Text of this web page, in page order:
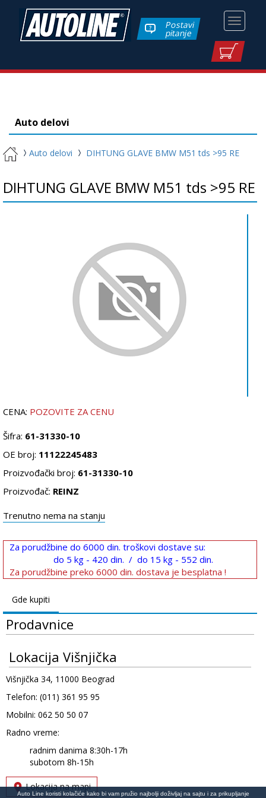
Toggle
Postavi
pitanje
Auto delovi
Auto delovi DIHTUNG GLAVE BMW M51 tds >95 RE
DIHTUNG GLAVE BMW M51 tds >95 RE
CENA: POZOVITE ZA CENU
Šifra: 61-31330-10
OE broj: 11122245483
Proizvođački broj: 61-31330-10
Proizvođač: REINZ
Trenutno nema na stanju
Za porudžbine do 6000 din. troškovi dostave su:
do 5 kg - 420 din. / do 15 kg - 552 din.
Za porudžbine preko 6000 din. dostava je besplatna !
Gde kupiti
Prodavnice
Lokacija Višnjička
Višnjička 34, 11000 Beograd
Telefon: (011) 361 95 95
Mobilni: 062 50 50 07
Radno vreme:
radnim danima 8:30h-17h
subotom 8h-15h
Lokacija na mapi
Auto Line koristi kolačiće kako bi vam pružio najbolji doživljaj na sajtu i za prikupljanje